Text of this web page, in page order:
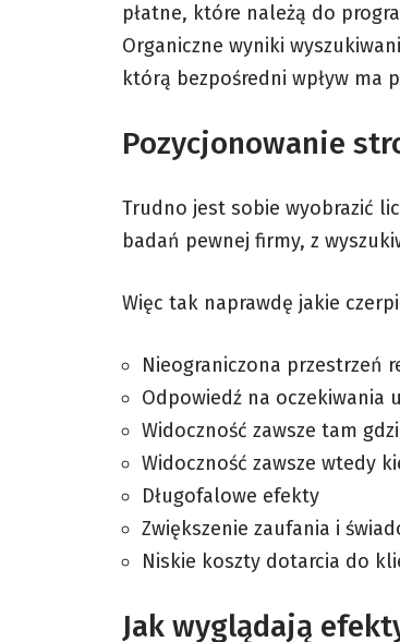
płatne, które należą do
Organiczne wyniki
którą bezpośredni wpływ ma
Pozycjonowanie
Trudno jest sobie wyobrazić
badań pewnej firmy, z
Więc tak naprawdę jakie
Nieograniczona przestrzeń
Odpowiedź na oczekiwania
Widoczność zawsze tam
Widoczność zawsze wtedy
Długofalowe efekty
Zwiększenie zaufania i
Niskie koszty dotarcia do
Jak wyglądają